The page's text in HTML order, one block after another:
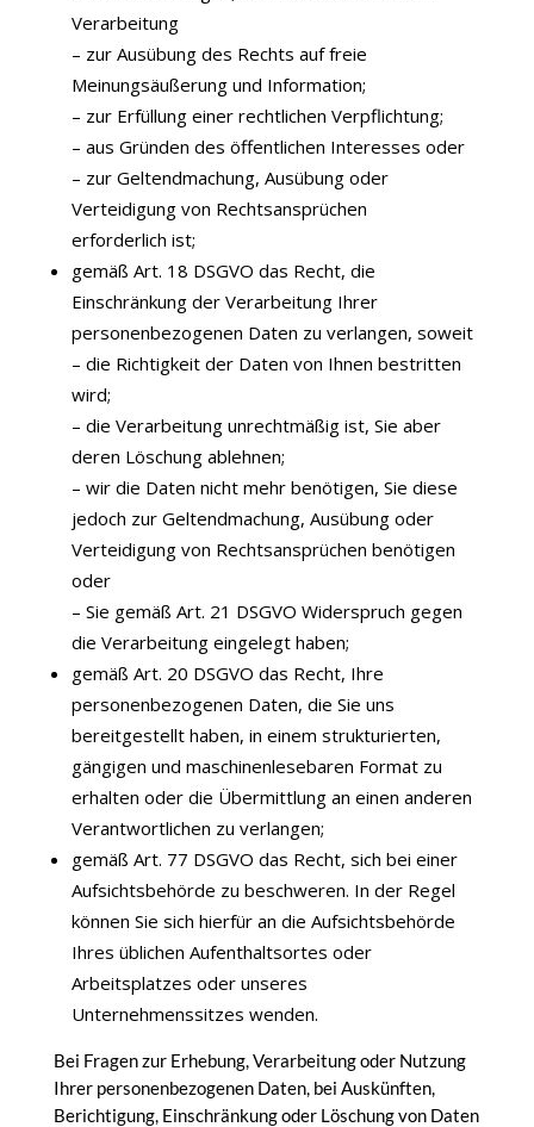
Verarbeitung
– zur Ausübung des Rechts auf freie
Meinungsäußerung und Information;
– zur Erfüllung einer rechtlichen Verpflichtung;
– aus Gründen des öffentlichen Interesses oder
– zur Geltendmachung, Ausübung oder
Verteidigung von Rechtsansprüchen
erforderlich ist;
gemäß Art. 18 DSGVO das Recht, die
Einschränkung der Verarbeitung Ihrer
personenbezogenen Daten zu verlangen, soweit
– die Richtigkeit der Daten von Ihnen bestritten
wird;
– die Verarbeitung unrechtmäßig ist, Sie aber
deren Löschung ablehnen;
– wir die Daten nicht mehr benötigen, Sie diese
jedoch zur Geltendmachung, Ausübung oder
Verteidigung von Rechtsansprüchen benötigen
oder
– Sie gemäß Art. 21 DSGVO Widerspruch gegen
die Verarbeitung eingelegt haben;
gemäß Art. 20 DSGVO das Recht, Ihre
personenbezogenen Daten, die Sie uns
bereitgestellt haben, in einem strukturierten,
gängigen und maschinenlesebaren Format zu
erhalten oder die Übermittlung an einen anderen
Verantwortlichen zu verlangen;
gemäß Art. 77 DSGVO das Recht, sich bei einer
Aufsichtsbehörde zu beschweren. In der Regel
können Sie sich hierfür an die Aufsichtsbehörde
Ihres üblichen Aufenthaltsortes oder
Arbeitsplatzes oder unseres
Unternehmenssitzes wenden.
Bei Fragen zur Erhebung, Verarbeitung oder Nutzung
Ihrer personenbezogenen Daten, bei Auskünften,
Berichtigung, Einschränkung oder Löschung von Daten